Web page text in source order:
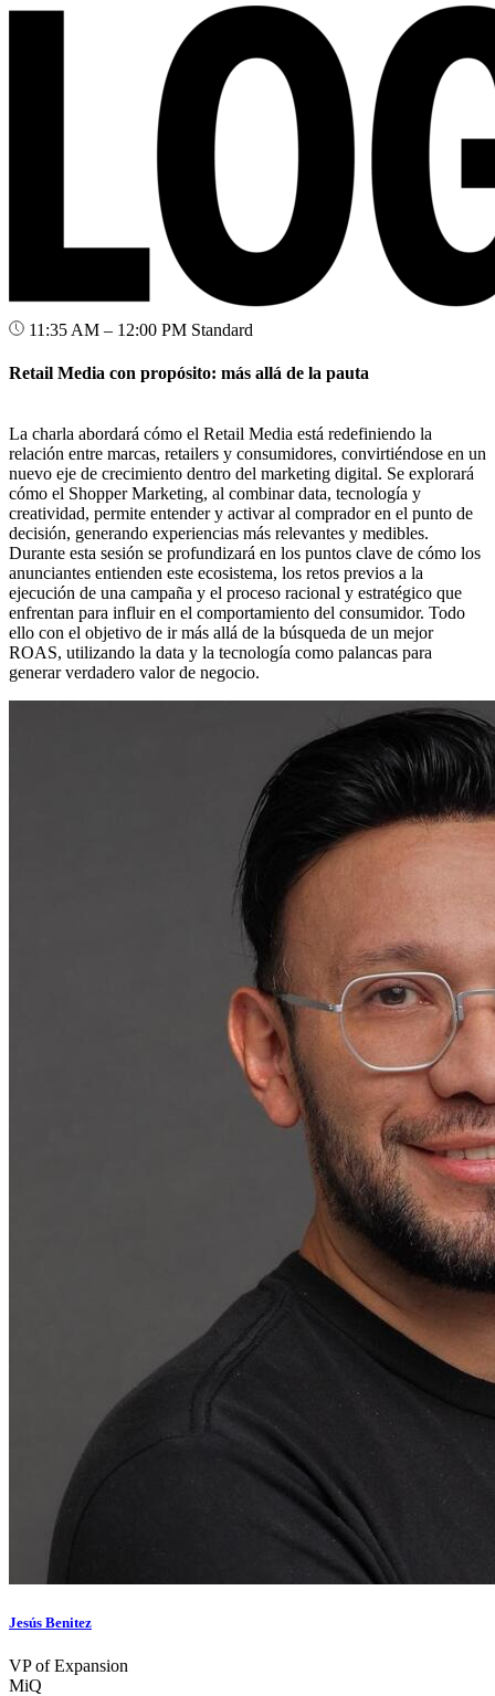
11:35 AM – 12:00 PM Standard
Retail Media con propósito: más allá de la pauta
La charla abordará cómo el Retail Media está redefiniendo la
relación entre marcas, retailers y consumidores, convirtiéndose en un
nuevo eje de crecimiento dentro del marketing digital. Se explorará
cómo el Shopper Marketing, al combinar data, tecnología y
creatividad, permite entender y activar al comprador en el punto de
decisión, generando experiencias más relevantes y medibles.
Durante esta sesión se profundizará en los puntos clave de cómo los
anunciantes entienden este ecosistema, los retos previos a la
ejecución de una campaña y el proceso racional y estratégico que
enfrentan para influir en el comportamiento del consumidor. Todo
ello con el objetivo de ir más allá de la búsqueda de un mejor
ROAS, utilizando la data y la tecnología como palancas para
generar verdadero valor de negocio.
Jesús Benitez
VP of Expansion
MiQ